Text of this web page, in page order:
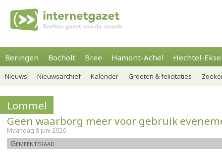
Beringen Bocholt Bree Hamont-Achel Hechtel-
Nieuws Nieuwsarchief Kalender Groeten & felicitaties
Lommel
Geen waarborg meer voor gebruik
Maandag 8 juni 2026
Gemeenteraad